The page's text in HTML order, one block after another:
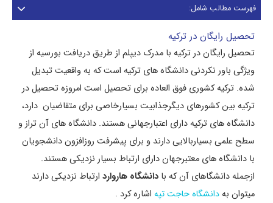
فهرست مطالب شامل:
تحصیل رایگان در ترکیه
تحصیل رایگان در ترکیه با مدرک دیپلم از طریق دریافت بورسیه از
ویژگی باور نکردنی دانشگاه های ترکیه است که به واقعیت تبدیل
شده. ترکیه کشوری فوق العاده برای تحصیل است امروزه تحصیل در
ترکیه بین کشورهای دیگرجذابیت بسیارخاصی برای متقاضیان دارد،
دانشگاه های ترکیه دارای اعتبارجهانی هستند. دانشگاه های آن تراز و
سطح علمی بسیاربالایی دارند و برای پیشرفت روزافزون دانشجویان
با دانشگاه های معتبرجهان دارای ارتباط بسیار نزدیکی هستند.
ازجمله دانشگاهای آن که با دانشگاه هاروارد ارتباط نزدیکی دارند
میتوان بهدانشگاه حاجت تپه اشاره کرد .